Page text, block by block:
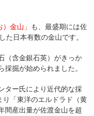
金山」
も、最盛期には佐
た日本有数の金山です。
（含金銀石英）がきっか
掘が始められました。
ター氏により近代的な採
「東洋のエルドラド（黄
間産出量が佐渡金山を超